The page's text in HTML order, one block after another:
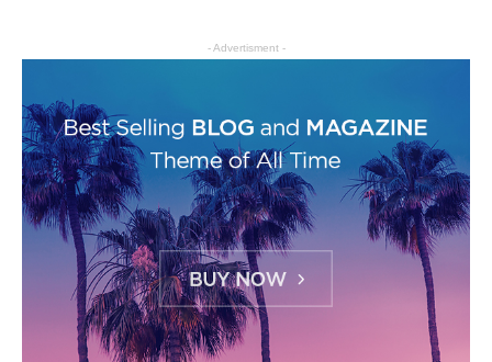
- Advertisment -